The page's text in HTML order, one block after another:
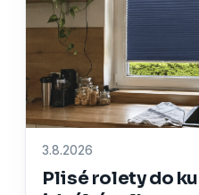
3.8.2026
Plisé rolety do